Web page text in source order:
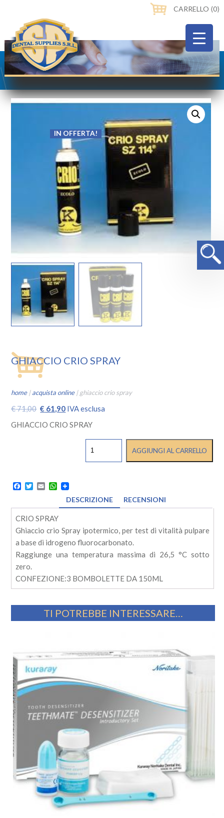
CARRELLO ⟨0⟩
IN OFFERTA!
GHIACCIO CRIO SPRAY
home|acquista online|ghiaccio crio spray
€71,00 Il
prezzo
€ 61,90Il
prezzo
IVA esclusa
GHIACCIO CRIO SPRAY
SPRAY
AGGIUNGI AL CARRELLO
Facebook
TwitterEmailWhatsApp
DESCRIZIONE
RECENSIONI
CRIO SPRAY
Ghiaccio crio Spray ipotermico, per test di vitalità pulpare
a base di idrogeno fluorocarbonato.
Raggiunge una temperatura massima di 26,5 °C sotto
zero.
CONFEZIONE:3 BOMBOLETTE DA 150ML
TI POTREBBE INTERESSARE…